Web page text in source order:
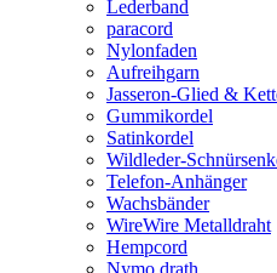
Lederband
paracord
Nylonfaden
Aufreihgarn
Jasseron-Glied &
Gummikordel
Satinkordel
Wildleder-
Telefon-Anhänger
Wachsbänder
WireWire Metalldraht
Hempcord
Nymo drath